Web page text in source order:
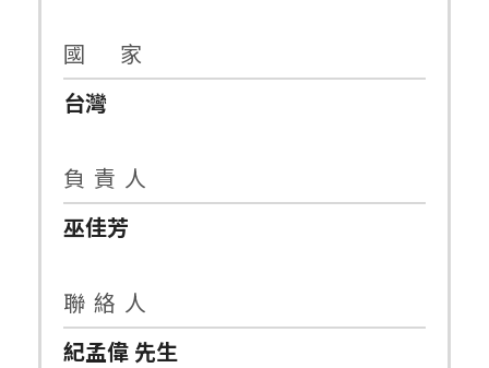
國 家
台灣
負 責 人
巫佳芳
聯 絡 人
紀孟偉 先生